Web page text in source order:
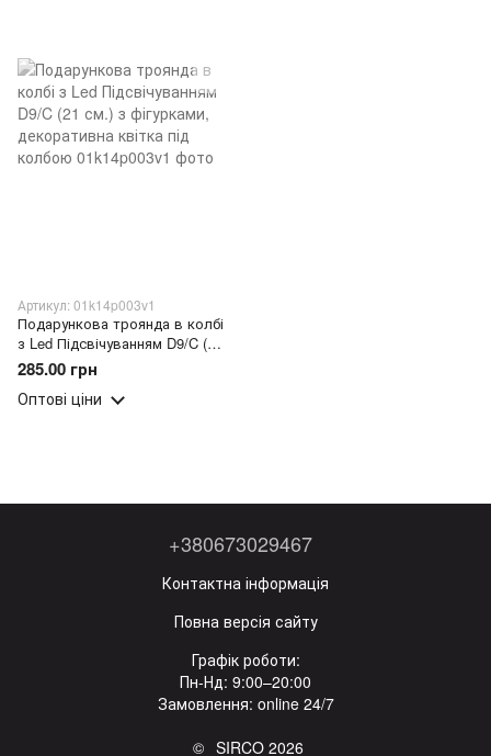
Артикул: 01k14p003v1
Подарункова троянда в колбі
з Led Підсвічуванням D9/C (21
см.) з фігурками, декоративна
квітка під колбою
285.00 грн
Оптові ціни
+380673029467
Контактна інформація
Повна версія сайту
Графік роботи:
Пн-Нд: 9:00–20:00
Замовлення: online 24/7
© SIRCO 2026